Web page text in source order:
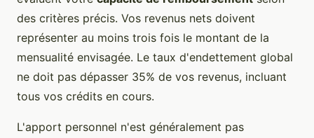
des critères précis. Vos revenus nets doivent
représenter au moins trois fois le montant de la
mensualité envisagée. Le taux d'endettement global
ne doit pas dépasser 35% de vos revenus, incluant
tous vos crédits en cours.
L'apport personnel n'est généralement pas